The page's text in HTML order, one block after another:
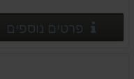
פרטים נוספים